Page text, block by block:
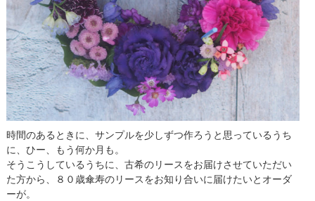
時間のあるときに、サンプルを少しずつ作ろうと思っているうち
に、ひー、もう何か月も。
そうこうしているうちに、古希のリースをお届けさせていただい
た方から、８０歳傘寿のリースをお知り合いに届けたいとオーダ
ーが。